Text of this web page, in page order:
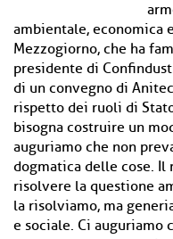
ambientale, economica
Mezzogiorno, che ha
presidente di
di un convegno di
rispetto dei ruoli di
bisogna costruire un
auguriamo che non
dogmatica delle cose. Il
risolvere la questione
la risolviamo, ma
e sociale. Ci auguriamo